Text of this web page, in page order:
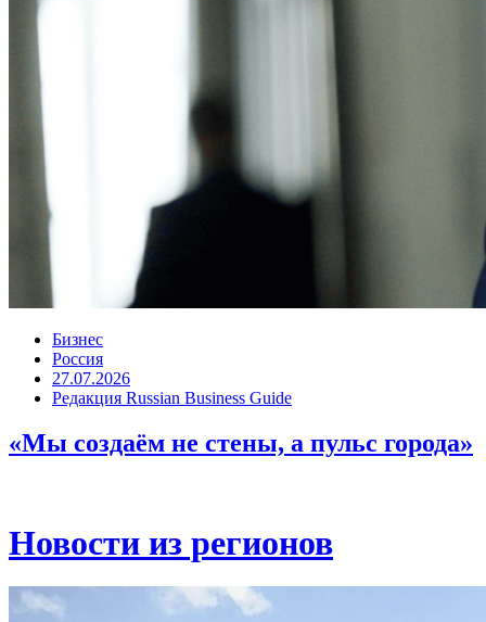
Бизнес
Россия
27.07.2026
Редакция Russian Business Guide
«Мы создаём не стены, а пульс города»
Новости из регионов